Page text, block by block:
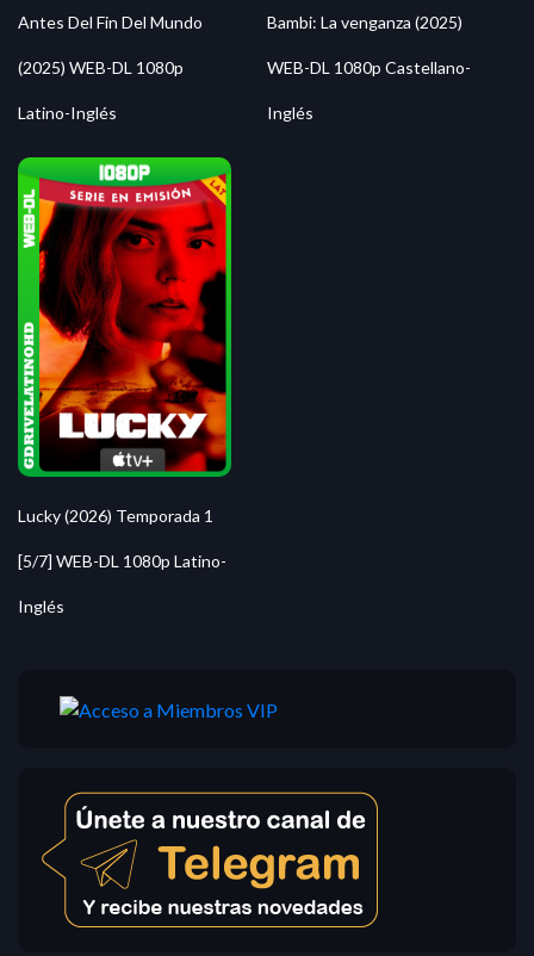
Antes Del Fin Del Mundo
(2025) WEB-DL 1080p
Latino-Inglés
Bambi: La venganza (2025)
WEB-DL 1080p Castellano-
Inglés
Lucky (2026) Temporada 1
[5/7] WEB-DL 1080p Latino-
Inglés